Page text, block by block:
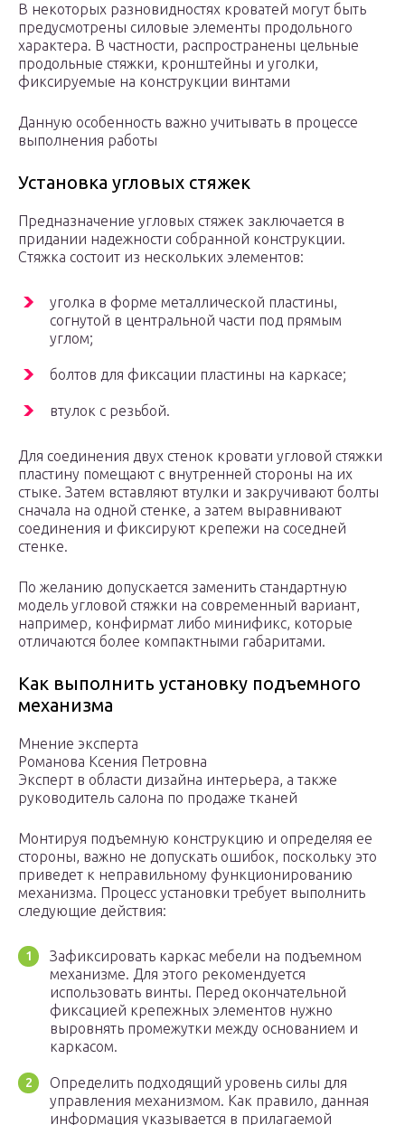
В некоторых разновидностях кроватей могут быть
предусмотрены силовые элементы продольного
характера. В частности, распространены цельные
продольные стяжки, кронштейны и уголки,
фиксируемые на конструкции винтами
Данную особенность важно учитывать в процессе
выполнения работы
Установка угловых стяжек
Предназначение угловых стяжек заключается в
придании надежности собранной конструкции.
Стяжка состоит из нескольких элементов:
уголка в форме металлической пластины,
согнутой в центральной части под прямым
углом;
болтов для фиксации пластины на каркасе;
втулок с резьбой.
Для соединения двух стенок кровати угловой стяжки
пластину помещают с внутренней стороны на их
стыке. Затем вставляют втулки и закручивают болты
сначала на одной стенке, а затем выравнивают
соединения и фиксируют крепежи на соседней
стенке.
По желанию допускается заменить стандартную
модель угловой стяжки на современный вариант,
например, конфирмат либо минификс, которые
отличаются более компактными габаритами.
Как выполнить установку подъемного
механизма
Мнение эксперта
Романова Ксения Петровна
Эксперт в области дизайна интерьера, а также
руководитель салона по продаже тканей
Монтируя подъемную конструкцию и определяя ее
стороны, важно не допускать ошибок, поскольку это
приведет к неправильному функционированию
механизма. Процесс установки требует выполнить
следующие действия:
Зафиксировать каркас мебели на подъемном
механизме. Для этого рекомендуется
использовать винты. Перед окончательной
фиксацией крепежных элементов нужно
выровнять промежутки между основанием и
каркасом.
Определить подходящий уровень силы для
управления механизмом. Как правило, данная
информация указывается в прилагаемой